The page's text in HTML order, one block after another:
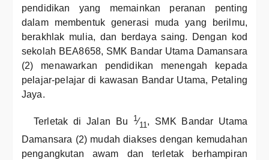
pendidikan yang memainkan peranan penting
dalam membentuk generasi muda yang berilmu,
berakhlak mulia, dan berdaya saing. Dengan kod
sekolah BEA8658, SMK Bandar Utama Damansara
(2) menawarkan pendidikan menengah kepada
pelajar-pelajar di kawasan Bandar Utama, Petaling
Jaya.
Terletak di Jalan Bu 1⁄11 , SMK Bandar Utama
Damansara (2) mudah diakses dengan kemudahan
pengangkutan awam dan terletak berhampiran